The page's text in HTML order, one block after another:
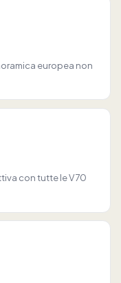
europea non
con tutte le V70